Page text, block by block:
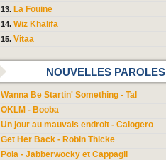
La Fouine
Wiz Khalifa
Vitaa
NOUVELLES PAROLES
Wanna Be Startin' Something - Tal
OKLM - Booba
Un jour au mauvais endroit - Calogero
Get Her Back - Robin Thicke
Pola - Jabberwocky et Cappagli